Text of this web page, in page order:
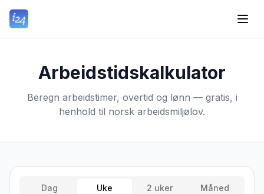
Arbeidstidskalkulator
Beregn arbeidstimer, overtid og lønn — gratis, i
henhold til norsk arbeidsmiljølov.
Dag Uke 2 uker Måned